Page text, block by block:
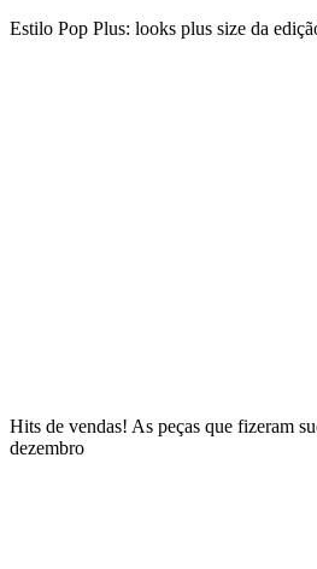
Estilo Pop Plus: looks plus size da
Hits de vendas! As peças que fizeram
dezembro